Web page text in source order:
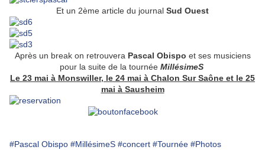
Et un 2ème article du journal Sud Ouest
Après un break on retrouvera Pascal Obispo et ses musiciens
pour la suite de la tournée MillésimeS
Le 23 mai à Monswiller, le 24 mai à Chalon Sur Saône et le 25
mai à Sausheim
#Pascal Obispo #MillésimeS #concert #Tournée #Photos